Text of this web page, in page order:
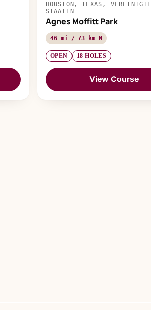
HOUSTON, TEXAS, VEREINIGTE
STAATEN
Agnes Moffitt Park
46 mi / 73 km N
OPEN 18 HOLES
View Course